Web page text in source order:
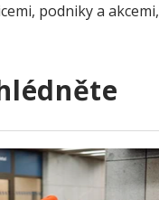
podniky a